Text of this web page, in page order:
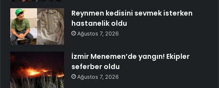
Reynmen kedisini sevmek isterken
hastanelik oldu
Ağustos 7, 2026
İzmir Menemen’de yangın! Ekipler
seferber oldu
Ağustos 7, 2026